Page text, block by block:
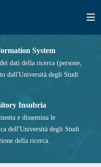
System
dati della ricerca (persone,
dall'Università degli Studi
Insubria
e dissemina le
dell'Università degli Studi
della ricerca.